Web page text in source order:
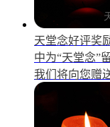
天堂念好评奖
中为“天堂念”
我们将向您赠